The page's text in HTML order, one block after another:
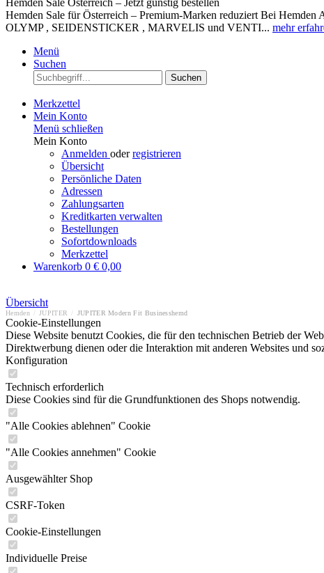
Hemden Sale Österreich – Jetzt günstig bestellen
Hemden Sale für Österreich – Premium-Marken reduziert Bei
OLYMP , SEIDENSTICKER , MARVELIS und VENTI... mehr
Menü
Suchen
Suchen
Merkzettel
Mein Konto
Menü schließen
Mein Konto
Anmelden oderregistrieren
Übersicht
Persönliche Daten
Adressen
Zahlungsarten
Kreditkarten verwalten
Bestellungen
Sofortdownloads
Merkzettel
Warenkorb 0 € 0,00
Übersicht
Hemden JUPITER JUPITER Modern Fit Businesshemd
Cookie-Einstellungen
Diese Website benutzt Cookies, die für den technischen Betrieb der
Direktwerbung dienen oder die Interaktion mit anderen Websites und
Konfiguration
Technisch erforderlich
Diese Cookies sind für die Grundfunktionen des Shops notwendig.
"Alle Cookies ablehnen" Cookie
"Alle Cookies annehmen" Cookie
Ausgewählter Shop
CSRF-Token
Cookie-Einstellungen
Individuelle Preise